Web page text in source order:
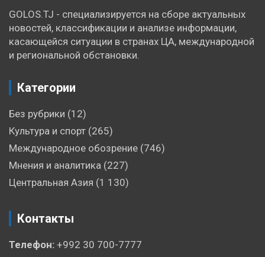
GOLOS.TJ - специализируется на сборе актуальных
новостей, классификации и анализе информации,
касающейся ситуации в странах ЦА, международной
и региональной обстановки.
Категории
Без рубрики (12)
Культура и спорт (265)
Международное обозрение (746)
Мнения и аналитика (227)
Центральная Азия (1 130)
Контакты
Телефон: +992 30 700-7777